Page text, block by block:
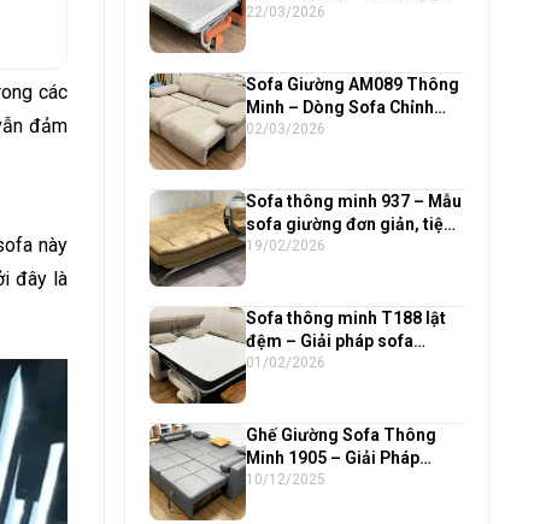
các
đảm
này
đây là
Hoàn Hảo Cho Căn Hộ Nhỏ
22/03/2026
Sofa Giường AM089 Thông
Minh – Dòng Sofa Chỉnh
Điện Cao Cấp Hiện Đại
02/03/2026
Sofa thông minh 937 – Mẫu
sofa giường đơn giản, tiện
lợi số 1 tại Funika Xuân
19/02/2026
Sofa thông minh T188 lật
đệm – Giải pháp sofa
giường gọn gàng cho căn
01/02/2026
Ghế Giường Sofa Thông
Minh 1905 – Giải Pháp
Hoàn Hảo Cho Phòng
10/12/2025